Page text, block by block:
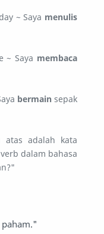
~ Saya menulis
~ Saya membaca
bermain sepak
atas adalah kata
dalam bahasa